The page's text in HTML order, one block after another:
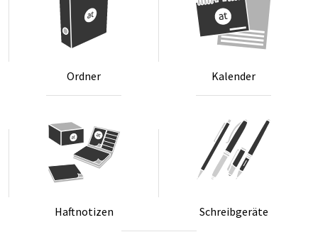
Ord­ner Ka­len­der
Haft­no­ti­zen Schreib­ge­rä­te